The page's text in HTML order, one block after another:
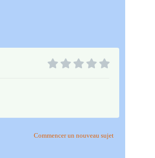
Commencer un nouveau sujet